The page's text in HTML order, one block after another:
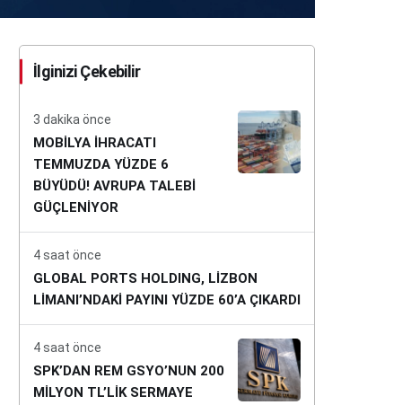
İlginizi Çekebilir
3 dakika önce
MOBİLYA İHRACATI
TEMMUZDA YÜZDE 6
BÜYÜDÜ! AVRUPA TALEBİ
GÜÇLENİYOR
4 saat önce
GLOBAL PORTS HOLDING, LİZBON
LİMANI’NDAKİ PAYINI YÜZDE 60’A ÇIKARDI
4 saat önce
SPK’DAN REM GSYO’NUN 200
MİLYON TL’LİK SERMAYE